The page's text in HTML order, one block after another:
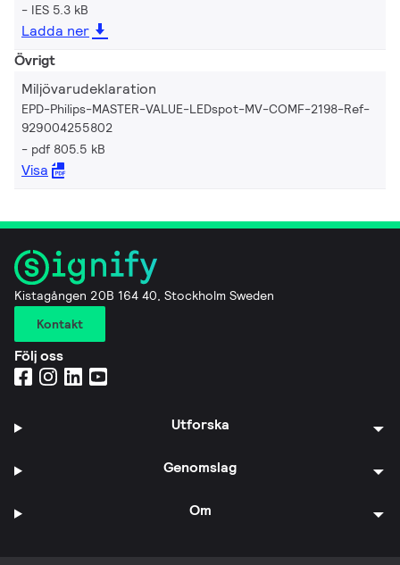
IES 5.3 kB
Ladda ner
Övrigt
Miljövarudeklaration
EPD-Philips-MASTER-VALUE-LEDspot-MV-COMF-2198-Ref-
929004255802
pdf 805.5 kB
Visa
Kistagången 20B 164 40, Stockholm Sweden
Kontakt
Följ oss
Utforska
Genomslag
Om